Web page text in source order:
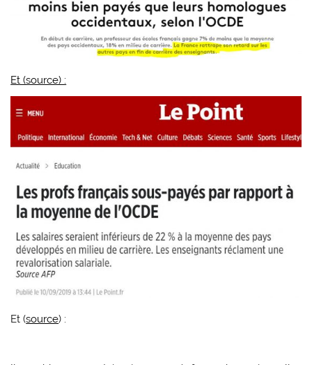
Et (source) :
Et (source) :